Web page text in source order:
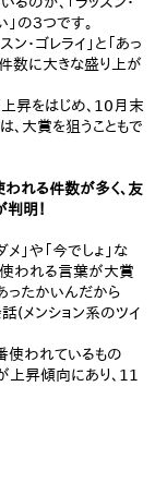
の３つです。
・ゴレライ」と「あっ
数に大きな盛り上が
上昇をはじめ、10月末
大賞を狙うこともで
われる件数が多く、友
明！
」や「今でしょ」な
使われる言葉が大賞
ったかいんだから
(メンション系のツイ
使われているもの
上昇傾向にあり、11